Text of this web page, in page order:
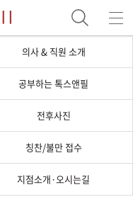
의사 & 직원 소개
공부하는 톡스앤필
전후사진
칭찬/불만 접수
지점소개·오시는길